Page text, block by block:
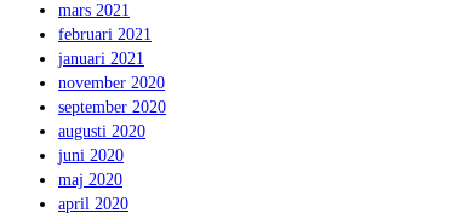
mars 2021
februari 2021
januari 2021
november 2020
september 2020
augusti 2020
juni 2020
maj 2020
april 2020